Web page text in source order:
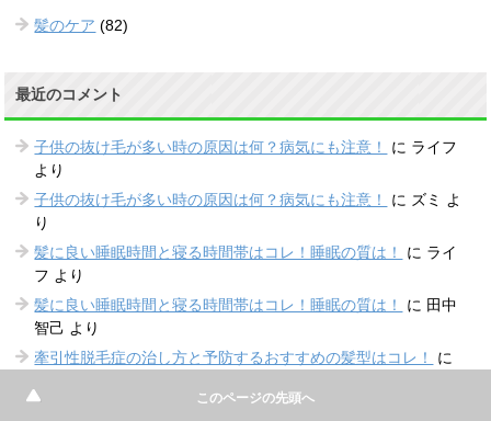
髪のケア (82)
最近のコメント
子供の抜け毛が多い時の原因は何？病気にも注意！ に ライフ
より
子供の抜け毛が多い時の原因は何？病気にも注意！
に ズミ
よ
り
髪に良い睡眠時間と寝る時間帯はコレ！睡眠の質は！
に ライ
フ より
髪に良い睡眠時間と寝る時間帯はコレ！睡眠の質は！
に 田中
智己 より
牽引性脱毛症の治し方と予防するおすすめの髪型はコレ！
に
このページの先頭へ